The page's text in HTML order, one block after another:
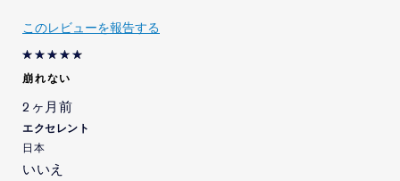
本レビューを投稿するにあた
り、当社から、インセンティ
ブを受けることが示唆されま
本レビューの投稿内容につい
て、当社から、特定の内容を
を受けました。
て、当社から、特定の内容を
このレビューを報告する
崩れない
2ヶ月前
エクセレント
日本
いいえ